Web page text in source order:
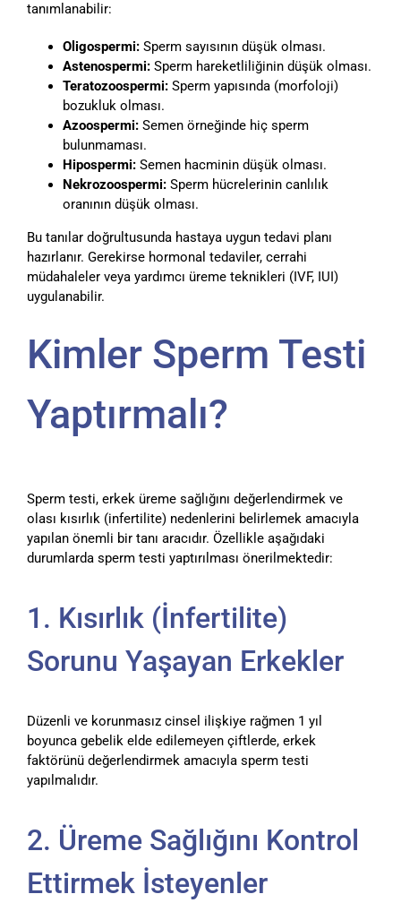
tanımlanabilir:
Oligospermi:Sperm sayısının düşük olması.
Astenospermi:Sperm hareketliliğinin düşük olması.
Teratozoospermi:Sperm yapısında (morfoloji)
bozukluk olması.
Azoospermi:Semen örneğinde hiç sperm
bulunmaması.
Hipospermi:Semen hacminin düşük olması.
Nekrozoospermi:Sperm hücrelerinin canlılık
oranının düşük olması.
Bu tanılar doğrultusunda hastaya uygun tedavi planı
hazırlanır. Gerekirse hormonal tedaviler, cerrahi
müdahaleler veya yardımcı üreme teknikleri (IVF, IUI)
uygulanabilir.
Kimler Sperm Testi
Yaptırmalı?
Sperm testi, erkek üreme sağlığını değerlendirmek ve
olası kısırlık (infertilite) nedenlerini belirlemek amacıyla
yapılan önemli bir tanı aracıdır. Özellikle aşağıdaki
durumlarda sperm testi yaptırılması önerilmektedir:
1. Kısırlık (İnfertilite)
Sorunu Yaşayan Erkekler
Düzenli ve korunmasız cinsel ilişkiye rağmen 1 yıl
boyunca gebelik elde edilemeyen çiftlerde, erkek
faktörünü değerlendirmek amacıyla sperm testi
yapılmalıdır.
2. Üreme Sağlığını Kontrol
Ettirmek İsteyenler